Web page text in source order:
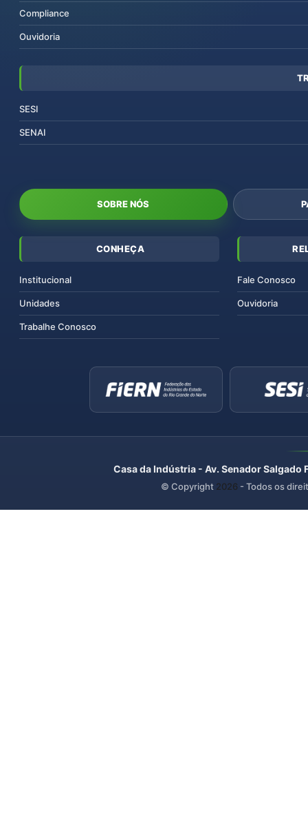
Compliance
Ouvidoria
SESI
SENAI
SOBRE NÓS
CONHEÇA
Institucional
Unidades
Trabalhe Conosco
Fale Conosco
Ouvidoria
Casa da Indústria - Av. Senador
© Copyright 2026 - Todos os